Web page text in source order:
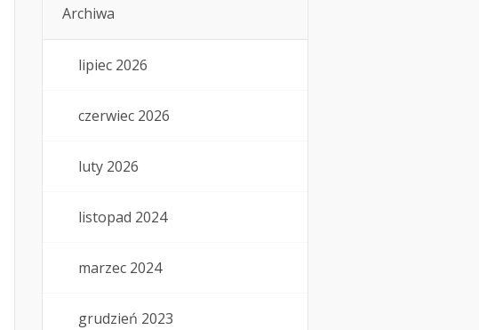
Archiwa
lipiec 2026
czerwiec 2026
luty 2026
listopad 2024
marzec 2024
grudzień 2023